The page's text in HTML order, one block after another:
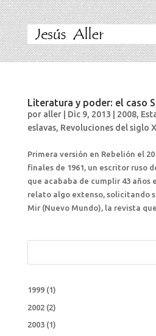
Literatura y poder: el caso
por aller| Dic 9, 2013 2008,
eslavas, Revoluciones del siglo
Primera versión en Rebelión el
finales de 1961, un escritor ruso
que acababa de cumplir 43 años
relato algo extenso, solicitando
Mir (Nuevo Mundo), la revista
1999(1)
2002(2)
2003(1)